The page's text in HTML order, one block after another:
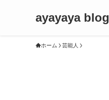
ayayaya blog
ホーム 芸能人